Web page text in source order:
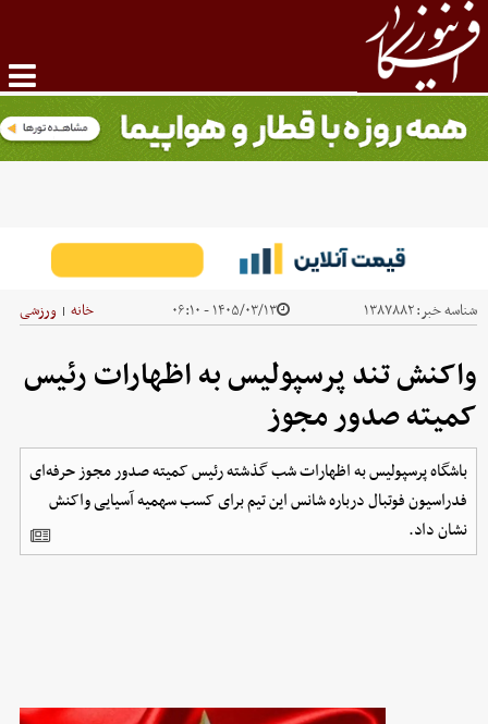
شناسه خبر:۱۳۸۷۸۸۲ ۱۴۰۵/۰۳/۱۳ - ۰۶:۱۰ خانه | ورزشی
واکنش تند پرسپولیس به اظهارات رئیس
کمیته صدور مجوز
باشگاه پرسپولیس به اظهارات شب گذشته رئیس کمیته صدور مجوز حرفه‌ای
فدراسیون فوتبال درباره شانس این تیم برای کسب سهمیه آسیایی واکنش
نشان داد.